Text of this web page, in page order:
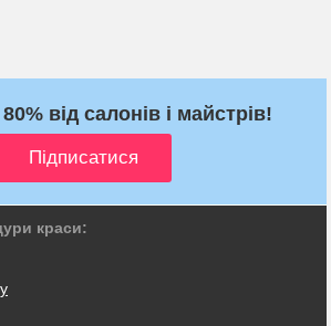
від салонів і майстрів!
краси: